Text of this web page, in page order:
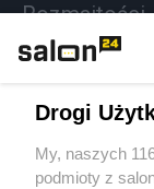
Rozmaitości
Sport
Drogi
My, naszych
podmioty z